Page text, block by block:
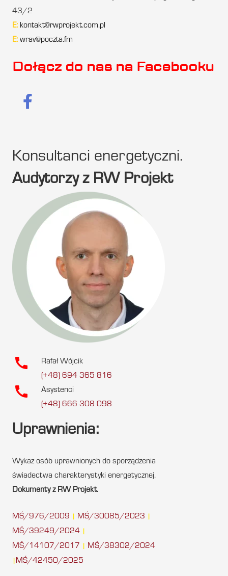
43/2
E: kontakt@rwprojekt.com.pl
E: wrav@poczta.fm
Dołącz do nas na Facebooku
Konsultanci energetyczni.
Audytorzy z RW Projekt
call
Rafał Wójcik
(+48) 694 365 816
call
Asystenci
(+48) 666 308 098
Uprawnienia:
Wykaz osób uprawnionych do sporządzenia
świadectwa charakterystyki energetycznej.
Dokumenty z RW Projekt.
MŚ/976/2009 MŚ/30085/2023
MŚ/39249/2024
MŚ/14107/2017 MŚ/38302/2024
MŚ/42450/2025